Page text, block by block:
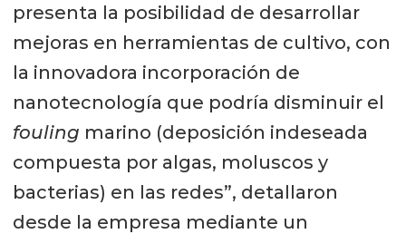
presenta la posibilidad de desarrollar
mejoras en herramientas de cultivo, con
la innovadora incorporación de
nanotecnología que podría disminuir el
fouling marino (deposición indeseada
compuesta por algas, moluscos y
bacterias) en las redes”, detallaron
desde la empresa mediante un